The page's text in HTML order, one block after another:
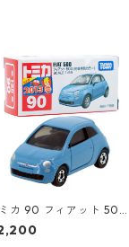
ミカ 90 フィアット 500
回特別カラー）#10471